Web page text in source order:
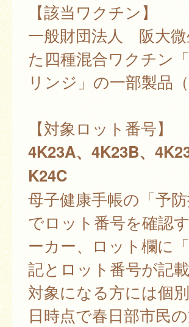
【該当ワクチン】
一般財団法人 阪大
た四種混合ワクチン
リンジ」の一部製品
【対象ロット番号】
4K23A、4K23B、
K24C
母子健康手帳の「予
でロット番号を確認
ーカー、ロット欄に
記とロット番号が記
対象になる方には個
日時点で春日部市民の